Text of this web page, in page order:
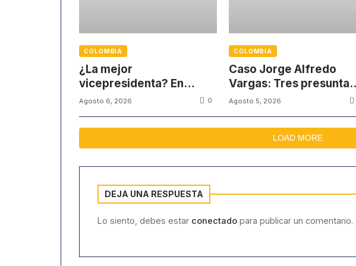
COLOMBIA
¿La mejor
vicepresidenta? En
redes sociales
Agosto 6, 2026 0
COLOMBIA
Caso Jorge Alfredo
Vargas: Tres presuntas
víctimas no quieren
Agosto 5, 2026
LOAD MORE
DEJA UNA RESPUESTA
Lo siento, debes estar conectado para publicar un comentario.